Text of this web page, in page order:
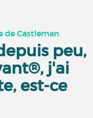
de Castleman
peu,
j'ai
est-ce